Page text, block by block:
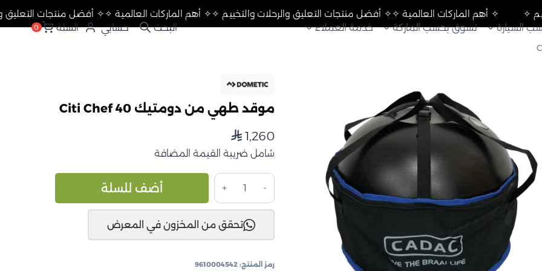
السيارة تسوق بحسب الماركة خدمة العملاء حسابي السلة 0
✧ أفضل✧ أهم الماركات العالمية ✧ ✧ أفضل منتجات التعليق والرحلات والتخييم ✧✧ أهم الماركات العالمية ✧ والتخييم ✧
موقد طهي من دومتيك Citi Chef 40
⃁ 1,260
شامل ضريبة القيمة المضافة
كمية
موقد
طهي
دومتيك
أضف للسلة
تحقق من المخزون في المعرض
رمز المنتج: 9610004542